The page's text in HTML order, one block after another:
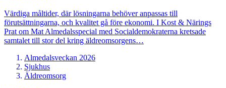
Värdiga måltider, där lösningarna behöver anpassas till
förutsättningarna, och kvalitet gå före ekonomi. I Kost & Närings
Prat om Mat Almedalsspecial med Socialdemokraterna kretsade
samtalet till stor del kring äldreomsorgens…
Almedalsveckan 2026
Sjukhus
Äldreomsorg